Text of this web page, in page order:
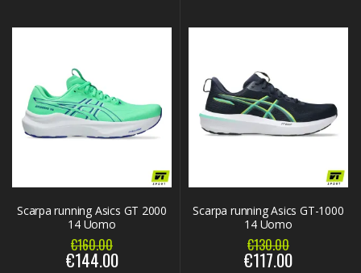
Scarpa running Asics GT 2000
14 Uomo
€160.00
€144.00
Scarpa running Asics GT-1000
14 Uomo
€130.00
€117.00